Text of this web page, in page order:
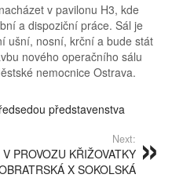
v pavilonu H3, kde
a dispoziční práce. Sál je
ušní, nosní, krční a bude stát
nového operačního sálu
nemocnice Ostrava.
představenstva
Next:
PROVOZU KŘIŽOVATKY
X SOKOLSKÁ